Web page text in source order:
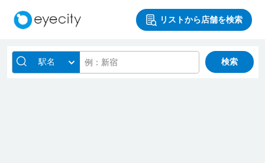
リストから店舗を検索
駅名 検索